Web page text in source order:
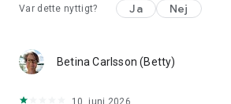
Vi hører meget gerne fra dig. Kontakt os
Var dette nyttigt? Ja Nej
Betina Carlsson (Betty)
10. juni 2026